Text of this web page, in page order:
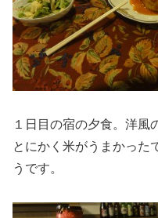
１日目の宿の夕食。洋風
とにかく米がうまかった
うです。